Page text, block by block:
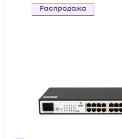
Распродажа